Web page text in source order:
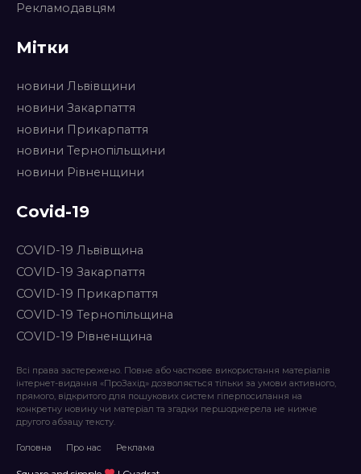
Рекламодавцям
Мітки
новини Львівщини
новини Закарпаття
новини Прикарпаття
новини Тернопільщини
новини Рівненщини
Covid-19
COVID-19 Львівщина
COVID-19 Закарпаття
COVID-19 Прикарпаття
COVID-19 Тернопільщина
COVID-19 Рівненщина
Всі права застережено. Повне або часткове використання матеріалів
інтернет-видання «ПроЗахід» дозволяється тільки за умови активного,
прямого, відкритого для пошукових систем гіперпосилання на
конкретну новину чи матеріал та згадки першоджерела не нижче
другого абзацу тексту.
Головна Про нас Реклама